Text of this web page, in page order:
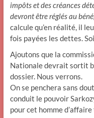
impôts et des créances
devront être réglés au
calcule qu’en réalité, il
fois payées les dettes.
Ajoutons que la
Nationale devrait sortit
dossier. Nous verrons.
On se penchera sans
conduit le pouvoir
pour cet homme